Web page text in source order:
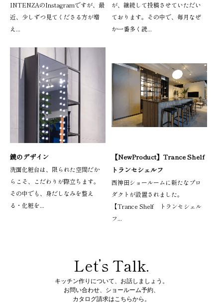
INTENZAのInstagramですが、最
近、少しずつ見てくださる方が増
え...
が、継続して投稿させていただい
ております。その中で、毎月なぜ
か一番多く読...
鏡のデザイン
洗面化粧台は、限られた空間だか
らこそ、こだわりが際立ちます。
その中でも、身だしなみを整え
る・化粧を...
【NewProduct】Trance Shelf
トランセシェルフ
西神田ショールームに新たなプロ
ダクトが設置されました。
【Trance Shelf トランセシェル
フ...
Let’s Talk.
キッチン作りについて、お話しましょう。
お問い合わせ、ショールーム予約、
カタログ請求はこちらから。